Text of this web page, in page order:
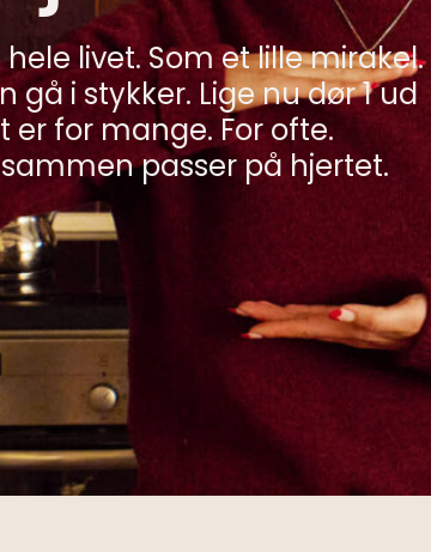
livet. Som et lille mirakel.
i stykker. Lige nu dør 1 ud
for mange. For ofte.
passer på hjertet.